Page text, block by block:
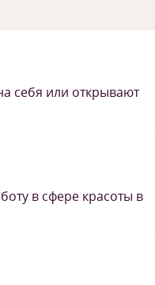
себя или открывают
в сфере красоты в